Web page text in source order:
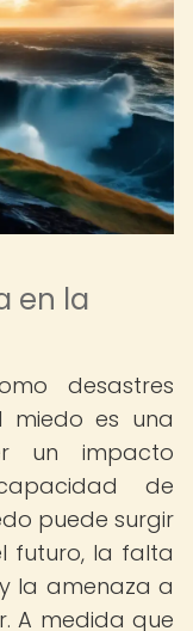
en la
desastres
miedo es una
un impacto
de
puede surgir
futuro, la falta
la amenaza a
A medida que